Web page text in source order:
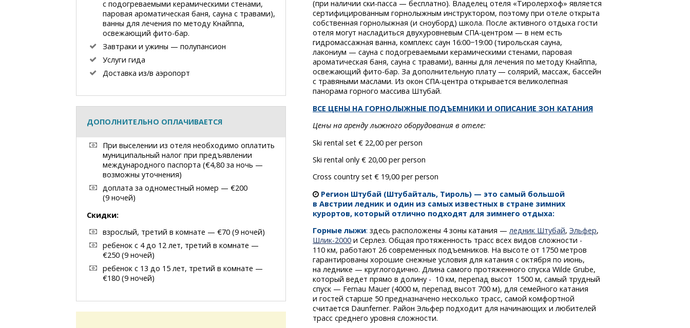
(при наличииски-пасса — бесплатно). Владелец отеля «Тиролерхоф» является
сертифицированным горнолыжным инструктором, поэтому при отеле открыта
собственная горнолыжная (и сноуборд) школа. После активного отдыха гости
отеля могут насладиться двухуровневымСПА-центром — в нем есть
гидромассажная ванна, комплекс саун 16:00−19:00 (тирольская сауна,
лакониум — сауна с подогреваемыми керамическими стенами, паровая
ароматическая баня, сауна с травами), ванны для лечения по методу Кнайппа,
освежающийфито-бар. За дополнительную плату — солярий, массаж, бассейн
с травяными маслами. Из оконСПА-центра открывается великолепная
панорама горного массива Штубай.
ВСЕ ЦЕНЫ НА ГОРНОЛЫЖНЫЕ ПОДЪЕМНИКИ И ОПИСАНИЕ ЗОН КАТАНИЯ
Цены на аренду лыжного оборудования в отеле:
Ski rental set € 22,00 per person
Ski rental only € 20,00 per person
Cross country set € 19,00 per person
Регион Штубай (Штубайталь, Тироль) — это самый большой
в Австрии ледник и один из самых известных в стране зимних
курортов, который отлично подходят для зимнего отдыха:
Горные лыжи: здесь расположены 4 зоны катания —ледник Штубай,Эльфер,
Шлик-2000 и Серлез. Общая протяженность трасс всех видов сложности -
110 км, работают 26 современных подъемников. На высоте от 1750 метров
гарантированы хорошие снежные условия для катания с октября по июнь,
на леднике — круглогодично. Длина самого протяженного спуска Wilde Grube,
который ведет прямо в долину - 10 км, перепад высот 1500 м, самый трудный
спуск — Fernau Mauer (4000 м, перепад высот 700 м), для семейного катания
и гостей старше 50 предназначено несколько трасс, самой комфортной
считается Daunferner. Район Эльфер подходит для начинающих и любителей
трасс среднего уровня сложности.
с подогреваемыми керамическими стенами,
паровая ароматическая баня, сауна с травами),
ванны для лечения по методу Кнайппа,
освежающий фито-бар.
Завтраки и ужины — полупансион
Услуги гида
Доставка из/в аэропорт
ДОПОЛНИТЕЛЬНО ОПЛАЧИВАЕТСЯ
При выселении из отеля необходимо оплатить
муниципальный налог при предъявлении
международного паспорта (€4,80 за ночь —
возможны уточнения)
доплата за одноместный номер — €200
(9 ночей)
Скидки:
взрослый, третий в комнате — €70 (9 ночей)
ребенок с 4 до 12 лет, третий в комнате —
€250 (9 ночей)
ребенок с 13 до 15 лет, третий в комнате —
€180 (9 ночей)